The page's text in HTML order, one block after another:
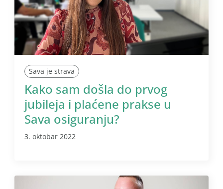
Sava je strava
Kako sam došla do prvog
jubileja i plaćene prakse u
Sava osiguranju?
3. oktobar 2022